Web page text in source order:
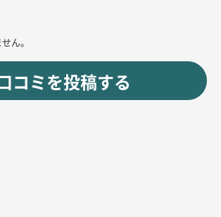
ちが、その思いを一層の輝きに変えながらここで待
ん。
コミを投稿する